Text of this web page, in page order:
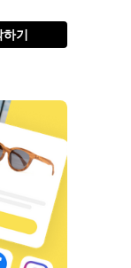
하기